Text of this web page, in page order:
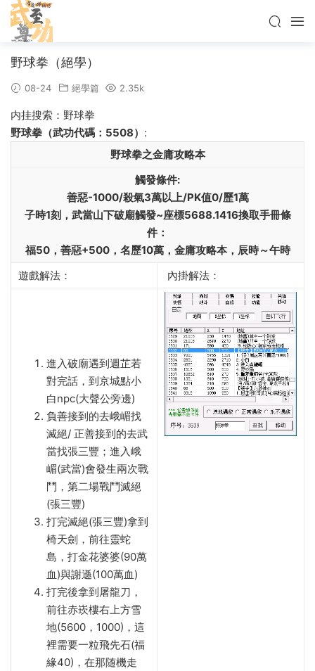
野球拳（絕學）
08-24 絕學篇 2.35k
内挂搜索：野球拳
野球拳（武功代碼：5508） :
野球拳之金庸攻略本
觸發條件:
善惡-1000/殺氣3萬以上/PK值0/歷1萬
子時1刻，武當山下破廟觸發~座標5688.1416換取手冊條
件：
福50，善惡+500，名歷10萬，金庸攻略本，辰時～午時
遊戲解法：
內掛解法：
進入破廟遇到週芷若
對完話，到京城點小
白npc(大聲公旁邊)
負善接到的去峨嵋找
滅絕/ 正善接到的去武
當找張三豐；進入峨
嵋(武當)會發生兩次戰
鬥，第二場戰鬥滅絕
(張三豐)
打完滅絕(張三豐)拿到
椅天劍，前往靈蛇
島，打金花婆婆(90萬
血)與謝遜(100萬血)
打完後拿到屠龍刀，
前往赤崁樓右上方雪
地(5600，1000)，這
裡需要一粒飛先石(福
緣40)，在那随機走